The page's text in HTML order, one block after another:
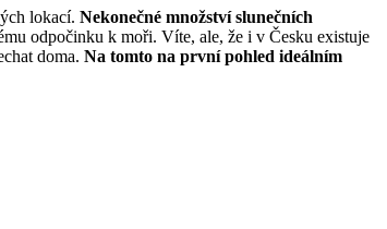
lokací. Nekonečné množství slunečních
odpočinku k moři. Víte, ale, že i v Česku existuje
doma. Na tomto na první pohled ideálním